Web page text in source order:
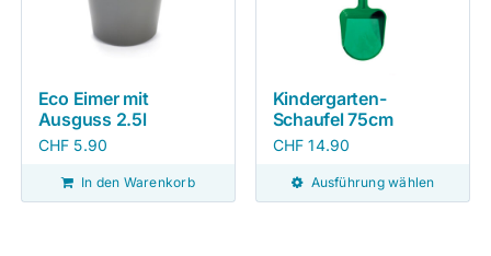
Eco Eimer mit
Ausguss 2.5l
CHF 5.90
In den Warenkorb
Kindergarten-
Schaufel 75cm
CHF 14.90
Ausführung wählen